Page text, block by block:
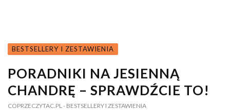
BESTSELLERY I ZESTAWIENIA
PORADNIKI NA JESIENNĄ
CHANDRĘ – SPRAWDŹCIE TO!
COPRZECZYTAC.PL - BESTSELLERY I ZESTAWIENIA